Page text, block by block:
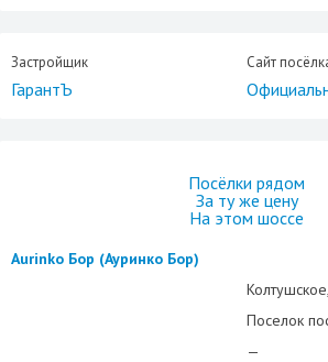
Застройщик
ГарантЪ
Сайт
Посёлки рядом
За ту же цену
На этом шоссе
Aurinko Бор (Ауринко Бор)
Колтушское
Поселок
—